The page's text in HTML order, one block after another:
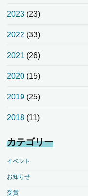
2023(23)
2022 (33)
2021 (26)
2020(15)
2019(25)
2018(11)
カテゴリー
イベント
お知らせ
受賞